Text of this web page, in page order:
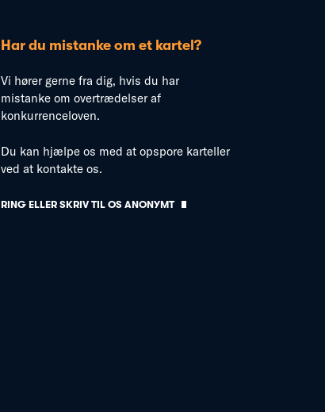
Har du mistanke om et kartel?
Vi hører gerne fra dig, hvis du har
mistanke om overtrædelser af
konkurrenceloven.
Du kan hjælpe os med at opspore karteller
ved at kontakte os.
RING ELLER SKRIV TIL OS ANONYMT